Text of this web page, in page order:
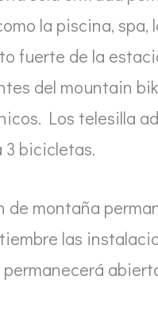
la piscina, spa,
fuerte de la
del mountain
Los telesilla
bicicletas.
de montaña
las